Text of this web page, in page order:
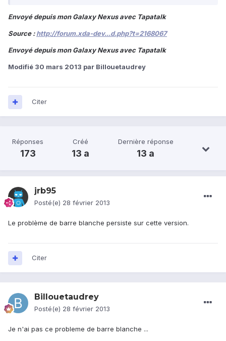
Envoyé depuis mon Galaxy Nexus avec Tapatalk
Source :http://forum.xda-dev...d.php?t=2168067
Envoyé depuis mon Galaxy Nexus avec Tapatalk
Modifié 30 mars 2013 par Billouetaudrey
Citer
Réponses
173
Créé
13 a
Dernière réponse
13 a
jrb95
Posté(e) 28 février 2013
Le problème de barre blanche persiste sur cette version.
Citer
Billouetaudrey
Posté(e) 28 février 2013
Je n'ai pas ce probleme de barre blanche ...